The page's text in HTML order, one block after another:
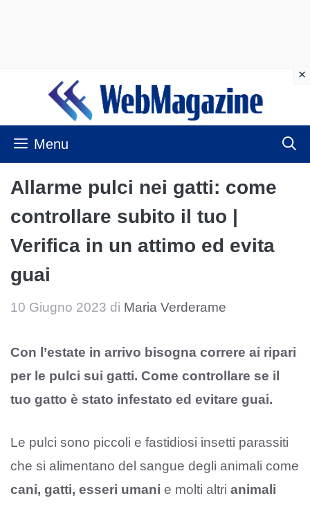
contenuto
Menu
Allarme pulci nei gatti: come
controllare subito il tuo |
Verifica in un attimo ed evita
guai
10 Giugno 2023 di Maria Verderame
Con l’estate in arrivo bisogna correre ai ripari
per le pulci sui gatti. Come controllare se il
tuo gatto è stato infestato ed evitare guai.
Le pulci sono piccoli e fastidiosi insetti parassiti
che si alimentano del sangue degli animali come
cani, gatti, esseri umani e molti altri animali